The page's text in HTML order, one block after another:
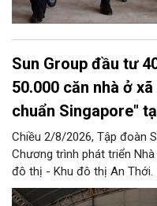
Sun Group đầu tư
50.000 căn nhà ở
chuẩn Singapore"
Chiều 2/8/2026, Tập đoàn
Chương trình phát triển
đô thị - Khu đô thị An Thới.